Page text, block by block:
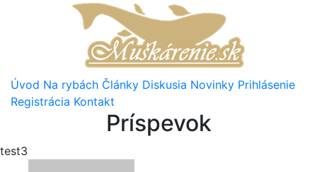
Úvod Na rybách Články Diskusia Novinky Prihlásenie
Registrácia Kontakt
Príspevok
test3